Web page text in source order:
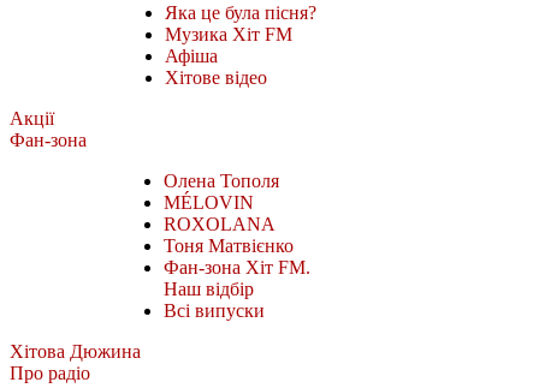
Яка це була пісня?
Музика Хіт FM
Афіша
Хітове відео
Акції
Фан-зона
Олена Тополя
MÉLOVIN
ROXOLANA
Тоня Матвієнко
Фан-зона Хіт FM.
Наш відбір
Всі випуски
Хітова Дюжина
Про радіо